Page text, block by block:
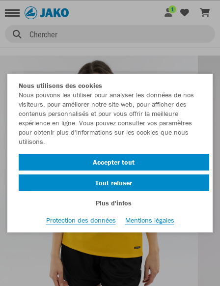
Chercher
1
Nous utilisons des cookies
Nous pouvons les utiliser pour analyser les données de nos
visiteurs, pour améliorer notre site web, pour afficher des
contenus personnalisés et pour vous offrir la meilleure
expérience en ligne. Vous pouvez consulter vos paramètres
pour obtenir plus d'informations sur les cookies que nous
utilisons.
Accepter tout
Tout refuser
Plus d'infos
Protection des données
Mentions légales